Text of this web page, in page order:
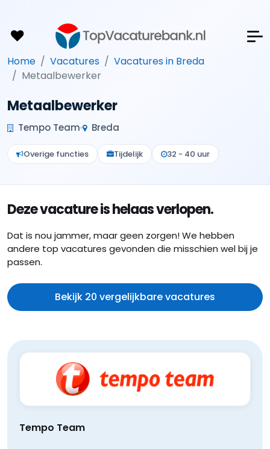
Home Vacatures
Vacatures in Breda
Metaalbewerker
Metaalbewerker
Tempo Team Breda
Overige functies Tijdelijk 32 - 40 uur
Deze vacature is helaas verlopen.
Dat is nou jammer, maar geen zorgen! We hebben
andere top vacatures gevonden die misschien wel bij je
passen.
Bekijk 20 vergelijkbare vacatures
Tempo Team